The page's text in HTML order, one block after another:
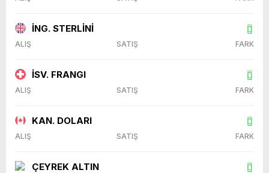
İNG. STERLİNİ
ALIŞ SATIŞ FARK
İSV. FRANGI
ALIŞ SATIŞ FARK
KAN. DOLARI
ALIŞ SATIŞ FARK
ÇEYREK ALTIN